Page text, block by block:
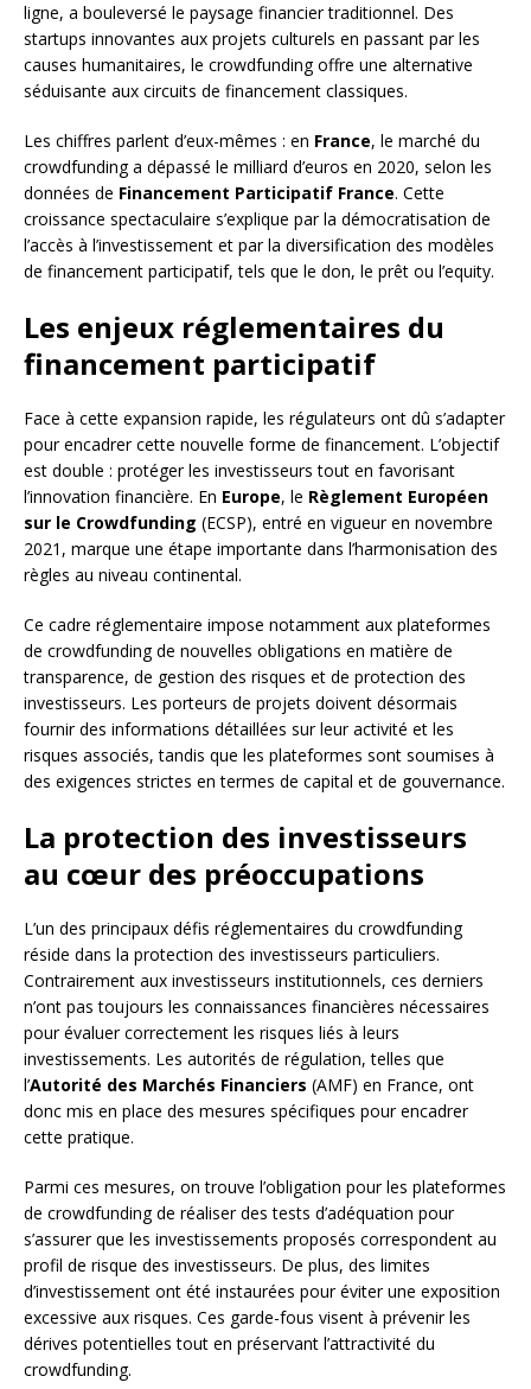
ligne, a bouleversé le paysage financier traditionnel. Des
startups innovantes aux projets culturels en passant par les
causes humanitaires, le crowdfunding offre une alternative
séduisante aux circuits de financement classiques.
Les chiffres parlent d’eux-mêmes : en France, le marché du
crowdfunding a dépassé le milliard d’euros en 2020, selon les
données de Financement Participatif France. Cette
croissance spectaculaire s’explique par la démocratisation de
l’accès à l’investissement et par la diversification des modèles
de financement participatif, tels que le don, le prêt ou l’equity.
Les enjeux réglementaires du
financement participatif
Face à cette expansion rapide, les régulateurs ont dû s’adapter
pour encadrer cette nouvelle forme de financement. L’objectif
est double : protéger les investisseurs tout en favorisant
l’innovation financière. En Europe, le Règlement Européen
sur le Crowdfunding (ECSP), entré en vigueur en novembre
2021, marque une étape importante dans l’harmonisation des
règles au niveau continental.
Ce cadre réglementaire impose notamment aux plateformes
de crowdfunding de nouvelles obligations en matière de
transparence, de gestion des risques et de protection des
investisseurs. Les porteurs de projets doivent désormais
fournir des informations détaillées sur leur activité et les
risques associés, tandis que les plateformes sont soumises à
des exigences strictes en termes de capital et de gouvernance.
La protection des investisseurs
au cœur des préoccupations
L’un des principaux défis réglementaires du crowdfunding
réside dans la protection des investisseurs particuliers.
Contrairement aux investisseurs institutionnels, ces derniers
n’ont pas toujours les connaissances financières nécessaires
pour évaluer correctement les risques liés à leurs
investissements. Les autorités de régulation, telles que
l’Autorité des Marchés Financiers (AMF) en France, ont
donc mis en place des mesures spécifiques pour encadrer
cette pratique.
Parmi ces mesures, on trouve l’obligation pour les plateformes
de crowdfunding de réaliser des tests d’adéquation pour
s’assurer que les investissements proposés correspondent au
profil de risque des investisseurs. De plus, des limites
d’investissement ont été instaurées pour éviter une exposition
excessive aux risques. Ces garde-fous visent à prévenir les
dérives potentielles tout en préservant l’attractivité du
crowdfunding.